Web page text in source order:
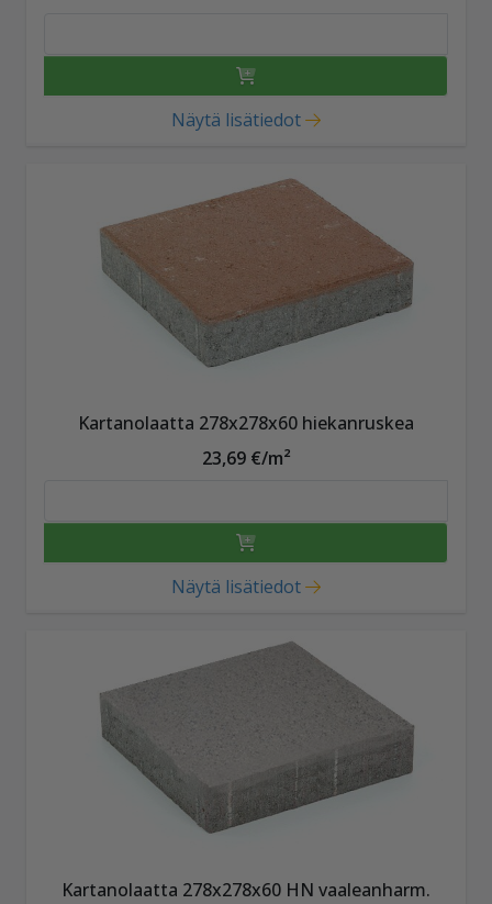
Näytä lisätiedot
Kartanolaatta 278x278x60 hiekanruskea
23,69 €/m²
Näytä lisätiedot
Kartanolaatta 278x278x60 HN vaaleanharm.